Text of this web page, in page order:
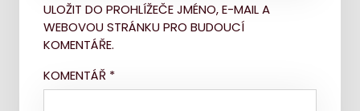
ULOŽIT DO PROHLÍŽEČE JMÉNO, E-MAIL A
WEBOVOU STRÁNKU PRO BUDOUCÍ
KOMENTÁŘE.
KOMENTÁŘ *